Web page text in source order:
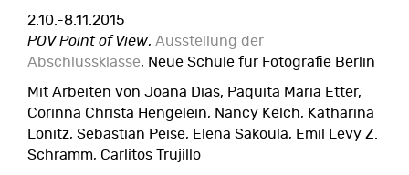
2.10.-8.11.2015
POV Point of View, Ausstellung der
Abschlussklasse, Neue Schule für Fotografie Berlin
Mit Arbeiten von Joana Dias, Paquita Maria Etter,
Corinna Christa Hengelein, Nancy Kelch, Katharina
Lonitz, Sebastian Peise, Elena Sakoula, Emil Levy Z.
Schramm, Carlitos Trujillo